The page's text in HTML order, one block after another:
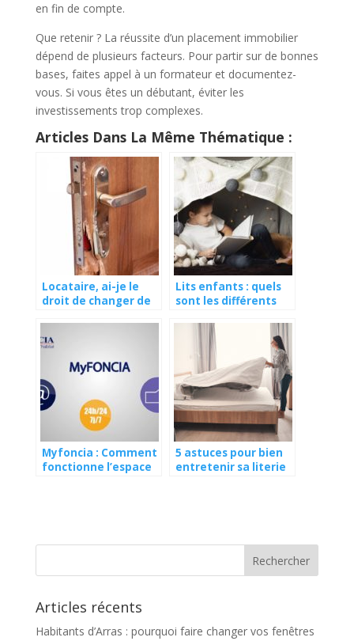
en fin de compte.
Que retenir ? La réussite d’un placement immobilier
dépend de plusieurs facteurs. Pour partir sur de bonnes
bases, faites appel à un formateur et documentez-
vous. Si vous êtes un débutant, éviter les
investissements trop complexes.
Articles Dans La Même Thématique :
Locataire, ai-je le
droit de changer de
Lits enfants : quels
sont les différents
Myfoncia : Comment
fonctionne l’espace
5 astuces pour bien
entretenir sa literie
Articles récents
Habitants d’Arras : pourquoi faire changer vos fenêtres